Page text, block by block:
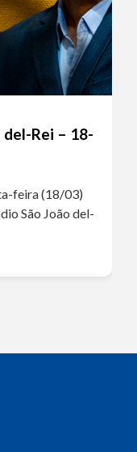
Rei – 18-
feira (18/03)
São João del-